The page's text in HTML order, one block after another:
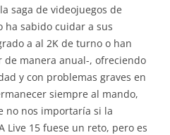
saga de videojuegos de
ha sabido cuidar a sus
a al 2K de turno o han
de manera anual-, ofreciendo
y con problemas graves en
siempre al mando,
no nos importaría si la
Live 15 fuese un reto, pero es